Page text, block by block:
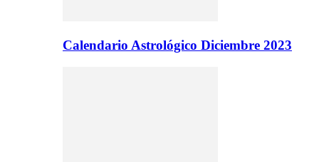
Calendario Astrológico Diciembre 2023